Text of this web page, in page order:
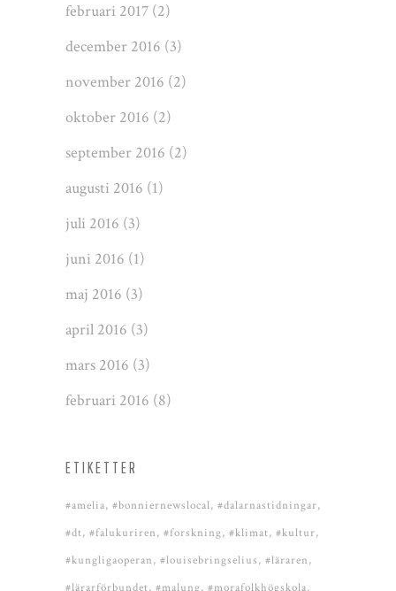
februari 2017 (2)
december 2016 (3)
november 2016 (2)
oktober 2016 (2)
september 2016 (2)
augusti 2016 (1)
juli 2016 (3)
juni 2016 (1)
maj 2016 (3)
april 2016 (3)
mars 2016 (3)
februari 2016 (8)
ETIKETTER
#amelia #bonniernewslocal #dalarnastidningar
#dt #falukuriren #forskning #klimat #kultur
#kungligaoperan #louisebringselius #läraren
#lärarförbundet #malung #morafolkhögskola